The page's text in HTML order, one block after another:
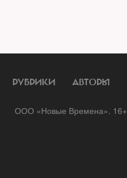
РУБРИКИ АВТОРЫ
ООО «Новые Времена». 16+